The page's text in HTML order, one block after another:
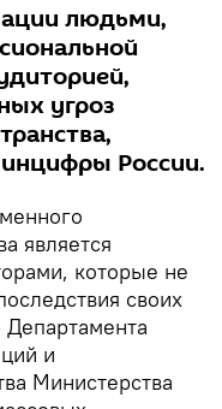
людьми,
угроз
России.
является
которые не
своих
Департамента
и
Министерства